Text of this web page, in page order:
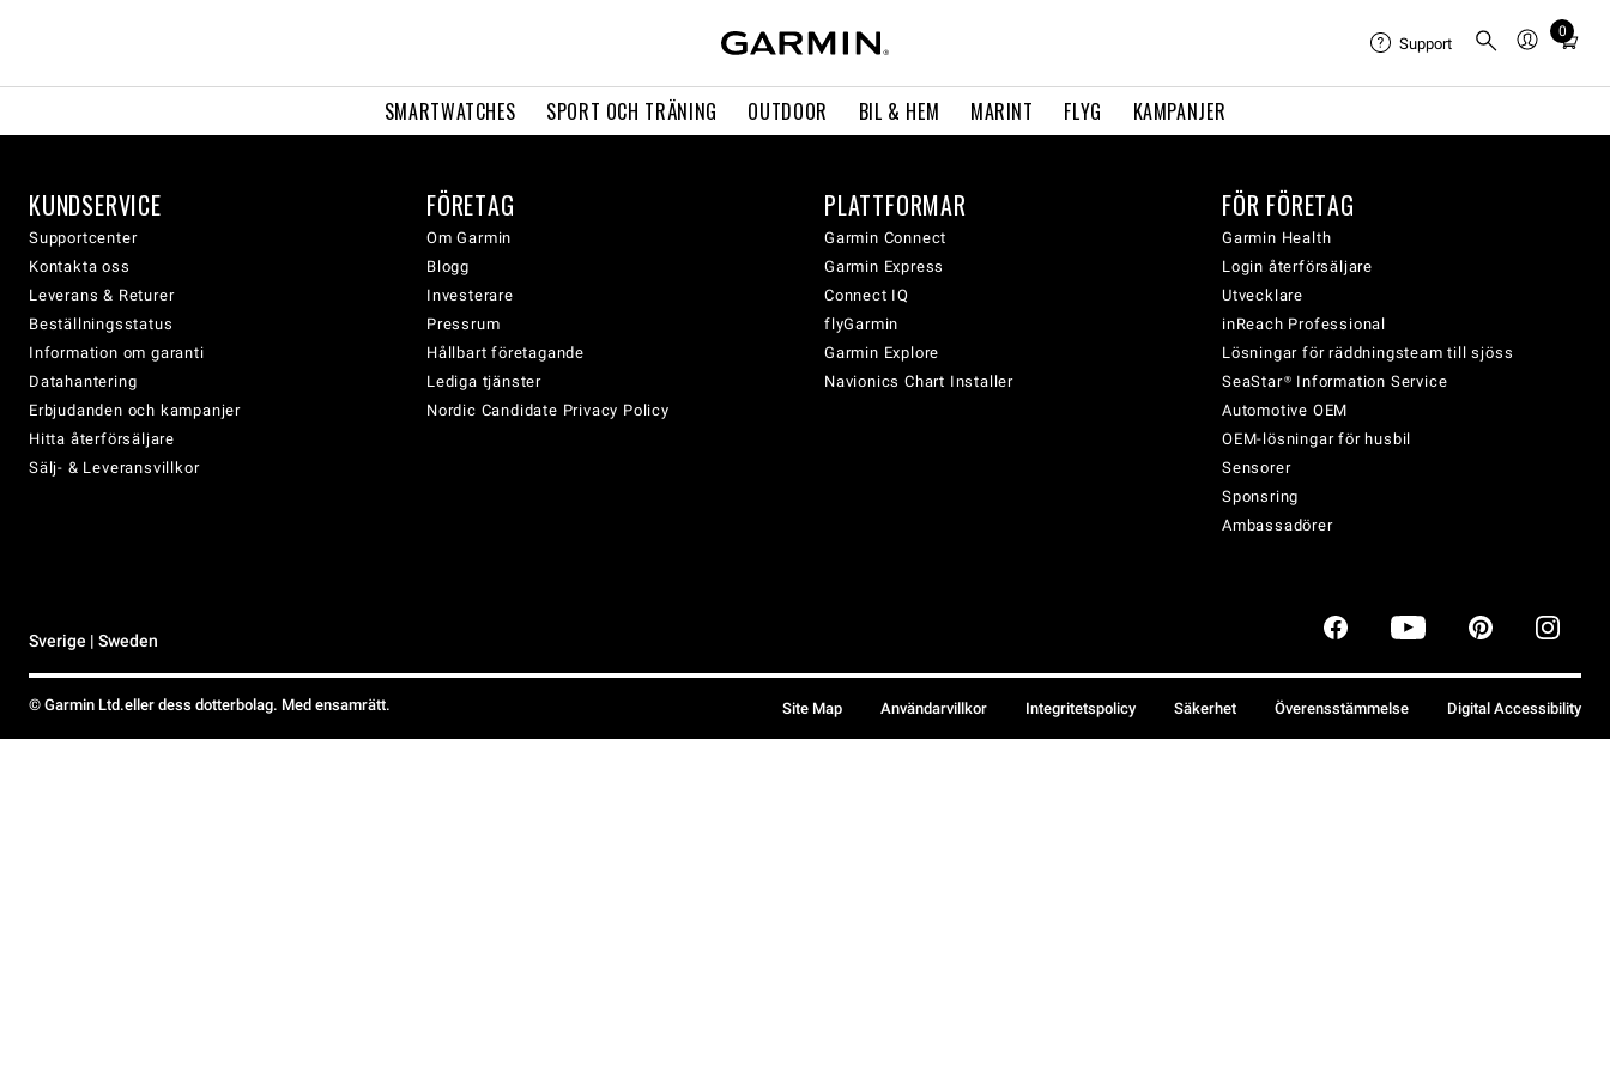
SMARTWATCHES SPORT OCH TRÄNING OUTDOOR BIL & HEM MARINT FLYG KAMPANJER
Support
0
Total
cart:
KUNDSERVICE
Supportcenter
Kontakta oss
Leverans & Returer
Beställningsstatus
Information om garanti
Datahantering
Erbjudanden och kampanjer
Hitta återförsäljare
Sälj- & Leveransvillkor
FÖRETAG
Om Garmin
Blogg
Investerare
Pressrum
Hållbart företagande
Lediga tjänster
Nordic Candidate Privacy Policy
PLATTFORMAR
Garmin Connect
Garmin Express
Connect IQ
flyGarmin
Garmin Explore
Navionics Chart Installer
FÖR FÖRETAG
Garmin Health
Login återförsäljare
Utvecklare
inReach Professional
Lösningar för räddningsteam till sjöss
SeaStar® Information Service
Automotive OEM
OEM-lösningar för husbil
Sensorer
Sponsring
Ambassadörer
Sverige | Sweden
© Garmin Ltd.eller dess dotterbolag. Med ensamrätt. Site Map Användarvillkor Integritetspolicy Säkerhet Överensstämmelse Digital Accessibility